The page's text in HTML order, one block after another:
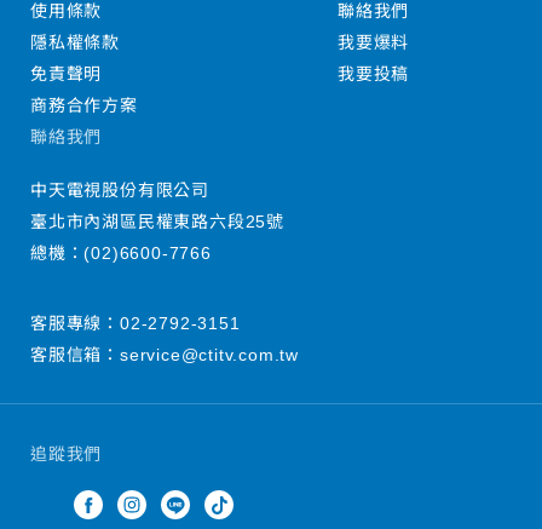
追蹤我們
使用條款
隱私權條款
免責聲明
商務合作方案
聯絡我們
我要爆料
我要投稿
聯絡我們
中天電視股份有限公司
臺北市內湖區民權東路六段25號
總機：(02)6600-7766
客服專線： 02-2792-3151
客服信箱： service@ctitv.com.tw